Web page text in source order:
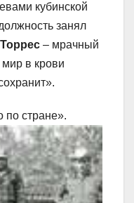
кубинской
занял
– мрачный
мир в крови
стране».